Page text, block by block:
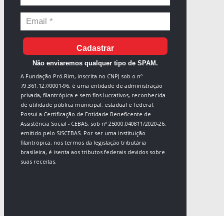
Cadastrar
Não enviaremos qualquer tipo de SPAM.
A Fundação Pró-Rim, inscrita no CNPJ sob o nº
79.361.127/0001-96, é uma entidade de administração
privada, filantrópica e sem fins lucrativos, reconhecida
de utilidade pública municipal, estadual e federal.
Possui a Certificação de Entidade Beneficente de
Assistência Social - CEBAS, sob nº 25000.040811/2020-26,
emitido pelo SISCEBAS. Por ser uma instituição
filantrópica, nos termos da legislação tributária
brasileira, é isenta aos tributos federais devidos sobre
suas receitas.